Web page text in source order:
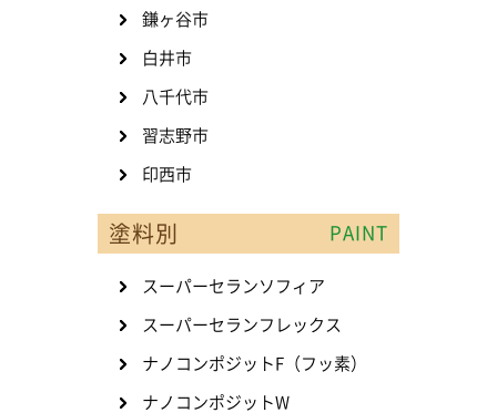
鎌ヶ谷市
白井市
八千代市
習志野市
印西市
塗料別 PAINT
スーパーセランソフィア
スーパーセランフレックス
ナノコンポジットF（フッ素）
ナノコンポジットW